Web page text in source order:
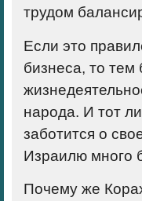
трудом
Если это
бизнеса, то тем
народа. И тот
заботится о
Израилю много
Почему же